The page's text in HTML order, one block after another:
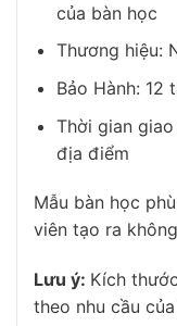
của bàn học
Thương hiệu:
Bảo Hành: 12
Thời gian
địa điểm
Mẫu bàn học
viên tạo ra
Lưu ý: Kích
theo nhu cầu